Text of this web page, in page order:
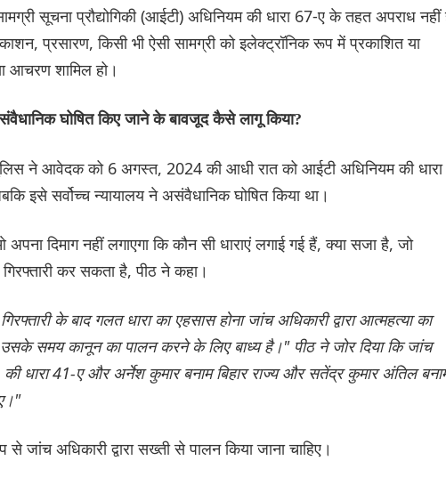
सूचना प्रौद्योगिकी (आईटी) अधिनियम की धारा 67-ए के तहत अपराध नहीं
प्रसारण, किसी भी ऐसी सामग्री को इलेक्ट्रॉनिक रूप में प्रकाशित या
आचरण शामिल हो।
घोषित किए जाने के बावजूद कैसे लागू किया?
ने आवेदक को 6 अगस्त, 2024 की आधी रात को आईटी अधिनियम की धारा
इसे सर्वोच्च न्यायालय ने असंवैधानिक घोषित किया था।
दिमाग नहीं लगाएगा कि कौन सी धाराएं लगाई गई हैं, क्या सजा है, जो
गिरफ्तारी कर सकता है, पीठ ने कहा।
के बाद गलत धारा का एहसास होना जांच अधिकारी द्वारा आत्महत्या का
उसके समय कानून का पालन करने के लिए बाध्य है।" पीठ ने जोर दिया कि जांच
की धारा 41-ए और अर्नेश कुमार बनाम बिहार राज्य और सतेंद्र कुमार अंतिल
जांच अधिकारी द्वारा सख्ती से पालन किया जाना चाहिए।